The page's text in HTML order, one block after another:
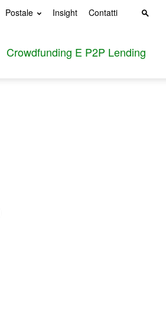
Postale Insight Contatti
Crowdfunding E P2P Lending